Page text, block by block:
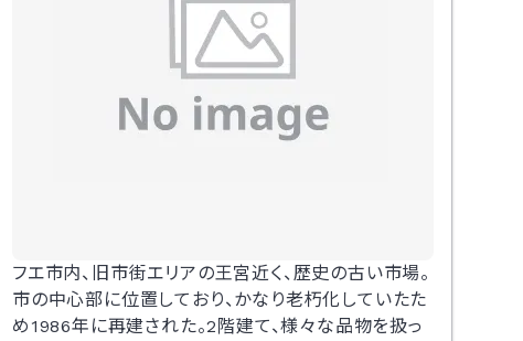
フエ市内、旧市街エリアの王宮近く、歴史の古い市場。
市の中心部に位置しており、かなり老朽化していたた
め1986年に再建された。2階建て、様々な品物を扱っ